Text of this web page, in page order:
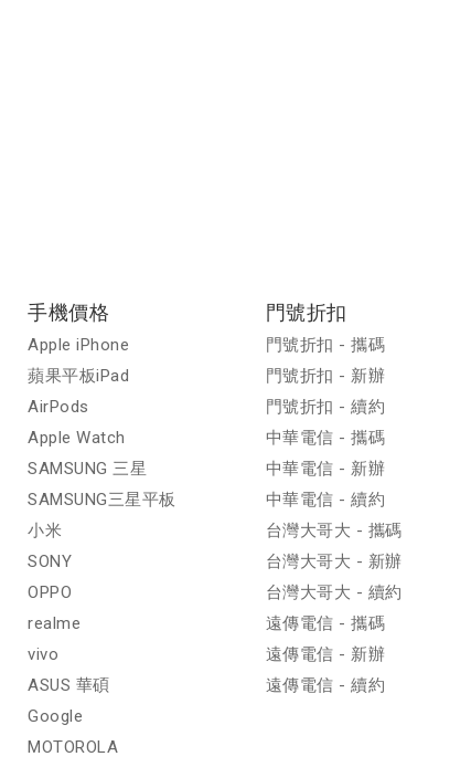
手機價格
Apple iPhone
蘋果平板iPad
AirPods
Apple Watch
SAMSUNG 三星
SAMSUNG三星平板
小米
SONY
OPPO
realme
vivo
ASUS 華碩
Google
MOTOROLA
門號折扣
門號折扣 - 攜碼
門號折扣 - 新辦
門號折扣 - 續約
中華電信 - 攜碼
中華電信 - 新辦
中華電信 - 續約
台灣大哥大 - 攜碼
台灣大哥大 - 新辦
台灣大哥大 - 續約
遠傳電信 - 攜碼
遠傳電信 - 新辦
遠傳電信 - 續約